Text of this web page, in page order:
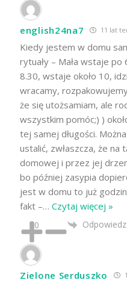
english24na7 11 lat
Kiedy jestem w domu
rytuały – Mała wstaje po
8.30, wstaje około 10,
wracamy,
że się utożsamiam, ale
wszystkim pomóc;) )
tej samej długości.
ustalić, zwłaszcza, że na
domowej i przez jej
bo później zasypia
jest w domu to już
fakt –… Czytaj więcej »
0 Odpowiedz
Zielone Serduszko